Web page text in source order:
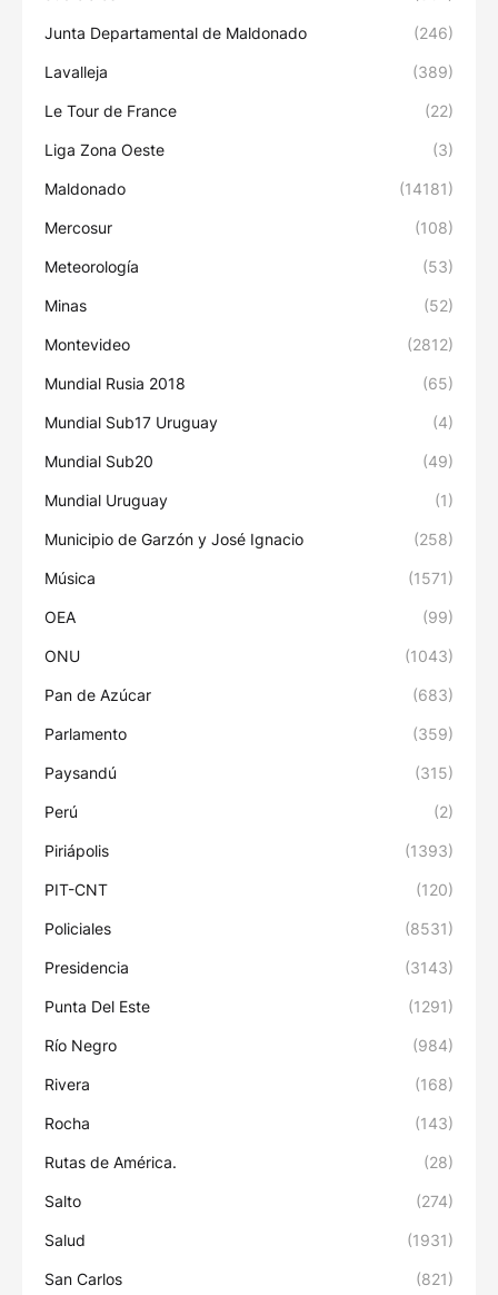
Junta Departamental de Maldonado (246)
Lavalleja (389)
Le Tour de France (22)
Liga Zona Oeste (3)
Maldonado (14181)
Mercosur (108)
Meteorología (53)
Minas (52)
Montevideo (2812)
Mundial Rusia 2018 (65)
Mundial Sub17 Uruguay (4)
Mundial Sub20 (49)
Mundial Uruguay (1)
Municipio de Garzón y José Ignacio (258)
Música (1571)
OEA (99)
ONU (1043)
Pan de Azúcar (683)
Parlamento (359)
Paysandú (315)
Perú (2)
Piriápolis (1393)
PIT-CNT (120)
Policiales (8531)
Presidencia (3143)
Punta Del Este (1291)
Río Negro (984)
Rivera (168)
Rocha (143)
Rutas de América. (28)
Salto (274)
Salud (1931)
San Carlos (821)